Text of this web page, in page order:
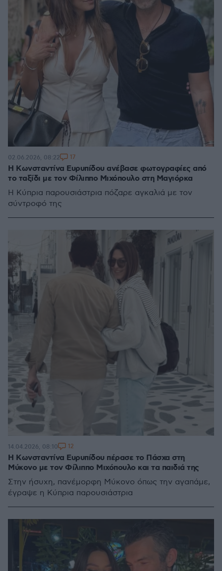
Η Κωνσταντίνα Ευρυπίδου ανέβασε φωτογραφίες από
το ταξίδι με τον Φίλιππο Μιχόπουλο στη Μαγιόρκα
Η Κύπρια παρουσιάστρια πόζαρε αγκαλιά με τον
σύντροφό της
02.06.2026, 08:22 17
Η Κωνσταντίνα Ευρυπίδου πέρασε το Πάσχα στη
Μύκονο με τον Φίλιππο Μιχόπουλο και τα παιδιά της
Στην ήσυχη, πανέμορφη Μύκονο όπως την αγαπάμε,
έγραψε η Κύπρια παρουσιάστρια
14.04.2026, 08:10 12